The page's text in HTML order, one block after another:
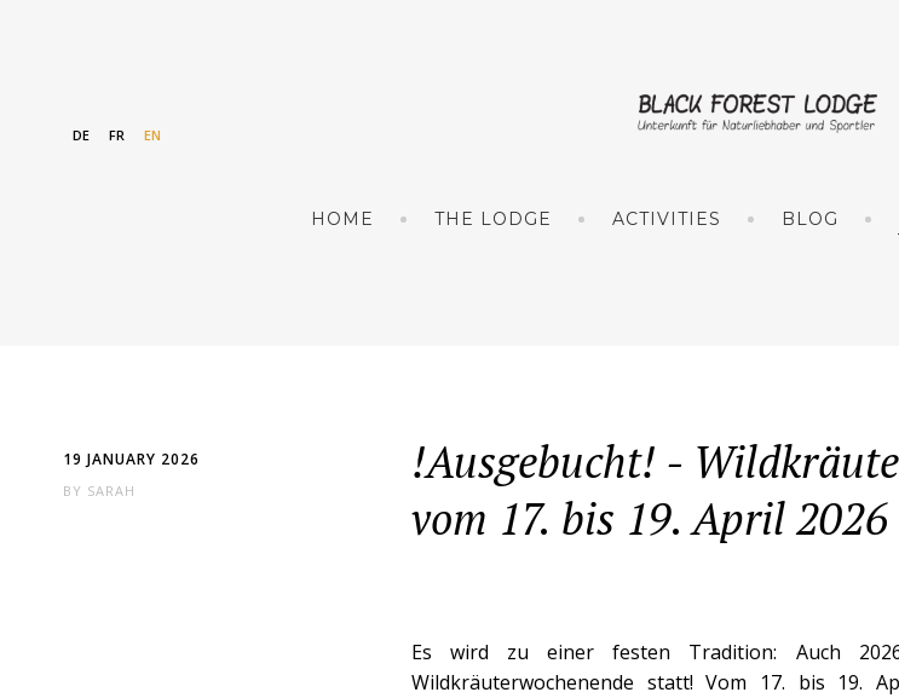
DE FR EN
HOME THE LODGE ACTIVITIES BLOG
19 JANUARY 2026
BY SARAH
!Ausgebucht! -
vom 17. bis 19. April 2026
Es wird zu einer festen Tradition: Auch
Wildkräuterwochenende statt! Vom 17. bis 19.